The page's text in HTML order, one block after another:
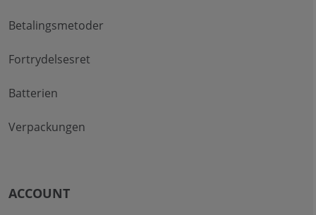
Betalingsmetoder
Fortrydelsesret
Batterien
Verpackungen
ACCOUNT